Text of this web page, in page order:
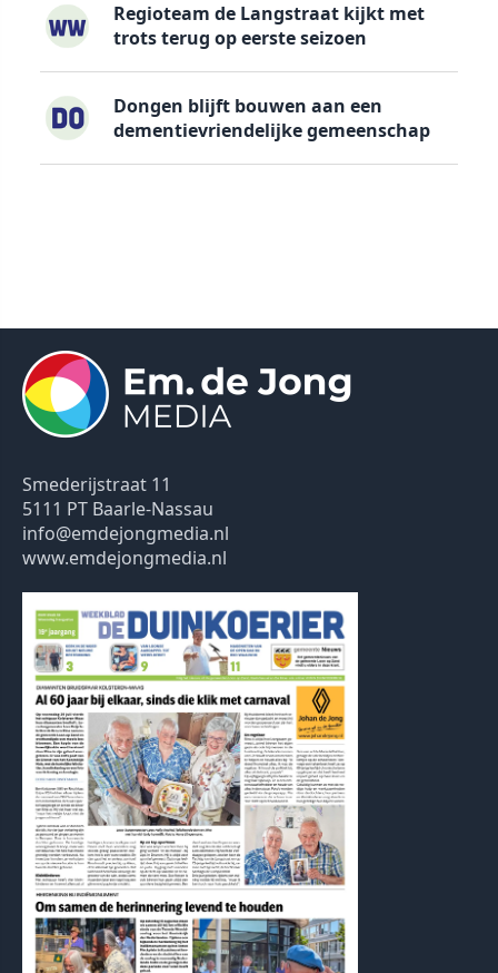
Regioteam de Langstraat kijkt met
trots terug op eerste seizoen
Dongen blijft bouwen aan een
dementievriendelijke gemeenschap
Smederijstraat 11
5111 PT Baarle-Nassau
info@emdejongmedia.nl
www.emdejongmedia.nl